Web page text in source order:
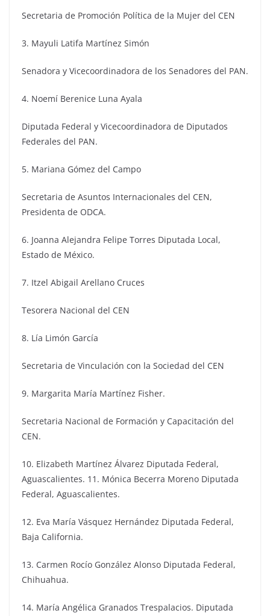
Secretaria de Promoción Política de la Mujer del CEN
3. Mayuli Latifa Martínez Simón
Senadora y Vicecoordinadora de los Senadores del PAN.
4. Noemí Berenice Luna Ayala
Diputada Federal y Vicecoordinadora de Diputados
Federales del PAN.
5. Mariana Gómez del Campo
Secretaria de Asuntos Internacionales del CEN,
Presidenta de ODCA.
6. Joanna Alejandra Felipe Torres Diputada Local,
Estado de México.
7. Itzel Abigail Arellano Cruces
Tesorera Nacional del CEN
8. Lía Limón García
Secretaria de Vinculación con la Sociedad del CEN
9. Margarita María Martínez Fisher.
Secretaria Nacional de Formación y Capacitación del
CEN.
10. Elizabeth Martínez Álvarez Diputada Federal,
Aguascalientes. 11. Mónica Becerra Moreno Diputada
Federal, Aguascalientes.
12. Eva María Vásquez Hernández Diputada Federal,
Baja California.
13. Carmen Rocío González Alonso Diputada Federal,
Chihuahua.
14. María Angélica Granados Trespalacios. Diputada